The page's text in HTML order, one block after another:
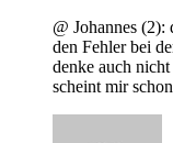
@ Johannes (2):
den Fehler bei
denke auch
scheint mir